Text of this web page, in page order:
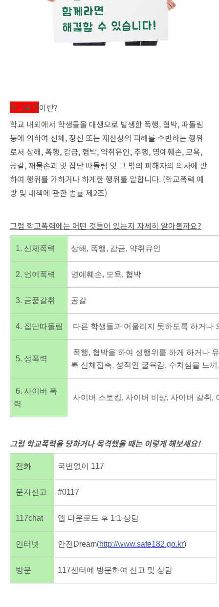
학교폭력이란?
학교 내외에서 학생들을 대생으로 발생한 폭행, 협박, 따돌림
등에 의하여 신체, 정신 또는 재산상의 피해를 수반하는 행위
로서 상해, 폭행, 감금, 협박, 약취유인, 추행, 명예훼손, 모욕,
공갈, 재물손괴 및 집단 따돌림 및 그 밖의 피해자의 의사에 반
하여 행위를 가하거나 하게한 행위를 말합니다. (학교폭력 예
방 및 대책에 관한 법률 제2조)
그럼 학교폭력에는 어떤 것들이 있는지 자세히 알아볼까요?
1. 신체폭력 상해, 폭행, 감금, 약취유인
2. 언어폭력 명예훼손, 모욕, 협박
3. 금품갈취 공갈
4. 집단따돌림 다른 학생들과 어울리지 못하도록 하거나
5. 성폭력
폭행, 협박을 하여 성행위를 하게 하거나
록 신체접촉, 성적인 굴욕감, 수치심을 느
6. 사이버 폭
력
사이버 스토킹, 사이버 비방, 사이버 갈취,
그럼 학교폭력을 당하거나 목격했을 때는 이렇게 해보세요!
전화 국번없이 117
문자신고 #0117
117chat 앱 다운로드 후 1:1 상담
인터넷 안전Dream(http://www.safe182.go.kr)
방문 117센터에 방문하여 신고 및 상담